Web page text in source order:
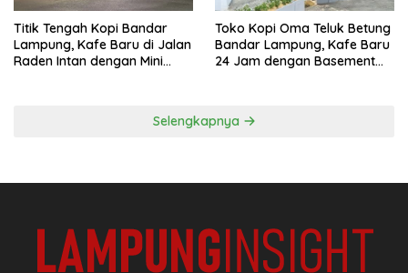
Titik Tengah Kopi Bandar
Lampung, Kafe Baru di Jalan
Raden Intan dengan Mini
Toko Kopi Oma Teluk Betung
Bandar Lampung, Kafe Baru
24 Jam dengan Basement
Selengkapnya